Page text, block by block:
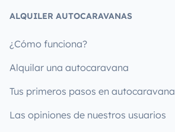
ALQUILER AUTOCARAVANAS
¿Cómo funciona?
Alquilar una autocaravana
Tus primeros pasos en autocaravana
Las opiniones de nuestros usuarios